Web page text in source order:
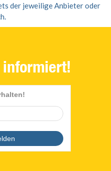
der jeweilige Anbieter oder
informiert!